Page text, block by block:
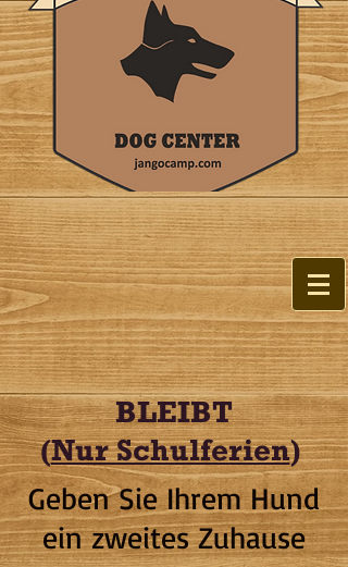
BLEIBT
(Nur Schulferien)
Geben Sie Ihrem Hund
ein zweites Zuhause